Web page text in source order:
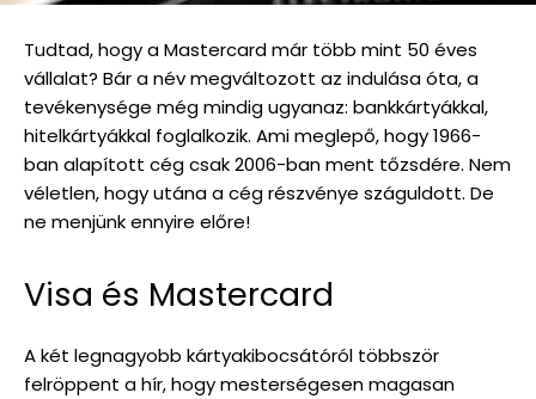
Tudtad, hogy a Mastercard már több mint 50 éves
vállalat? Bár a név megváltozott az indulása óta, a
tevékenysége még mindig ugyanaz: bankkártyákkal,
hitelkártyákkal foglalkozik. Ami meglepő, hogy 1966-
ban alapított cég csak 2006-ban ment tőzsdére. Nem
véletlen, hogy utána a cég részvénye száguldott. De
ne menjünk ennyire előre!
Visa és Mastercard
A két legnagyobb kártyakibocsátóról többször
felröppent a hír, hogy mesterségesen magasan